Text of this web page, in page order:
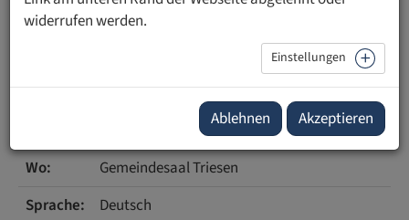
(DSGVO)
Mittwoch, 25. November 2026 09.00 bis
17.00 Uhr
Tit. Prof. Dr. Marie-Louise Gächter
Wo:
Gemeindesaal Triesen
Sprache:
Deutsch
widerrufen werden.
Einstellungen
Ablehnen Akzeptieren